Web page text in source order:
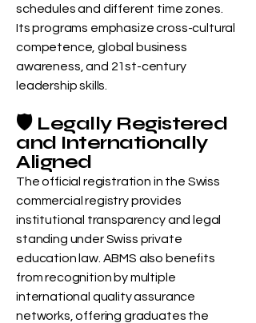
schedules and different time zones.
Its programs emphasize cross-cultural
competence, global business
awareness, and 21st-century
leadership skills.
🛡️ Legally Registered
and Internationally
Aligned
The official registration in the Swiss
commercial registry provides
institutional transparency and legal
standing under Swiss private
education law. ABMS also benefits
from recognition by multiple
international quality assurance
networks, offering graduates the